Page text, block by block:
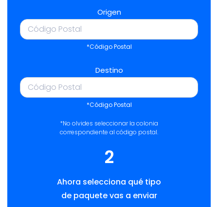
Origen
*Código Postal
Destino
*Código Postal
*No olvides seleccionar la colonia
correspondiente al código postal.
2
Ahora selecciona qué tipo
de paquete vas a enviar